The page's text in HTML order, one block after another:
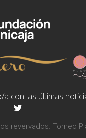
con las últimas
revervados. Torneo